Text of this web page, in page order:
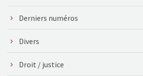
Derniers numéros
Divers
Droit / justice